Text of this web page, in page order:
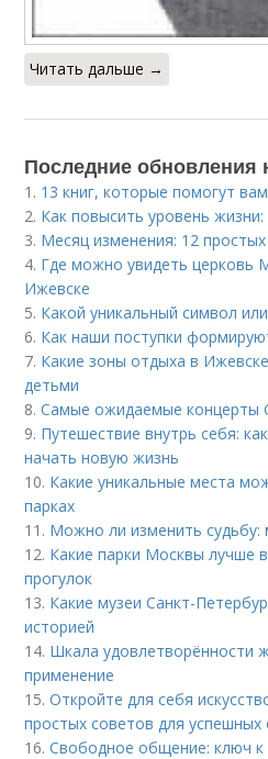
Читать дальше →
Последние обновления
1. 13 книг, которые помогут
2. Как повысить уровень
3. Месяц изменения: 12
4. Где можно увидеть церковь
Ижевске
5. Какой уникальный символ
6. Как наши поступки
7. Какие зоны отдыха в
детьми
8.Самые ожидаемые концерты
9. Путешествие внутрь себя:
начать новую жизнь
10. Какие уникальные места
парках
11. Можно ли изменить судьбу:
12. Какие парки Москвы лучше
прогулок
13. Какие музеи Санкт-
историей
14. Шкала удовлетворённости
применение
15.Откройте для себя
простых советов для
16.Свободное общение: ключ к